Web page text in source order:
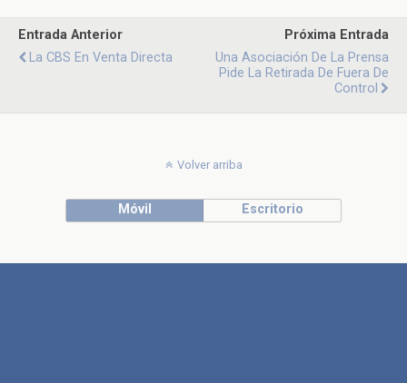
Entrada Anterior
La CBS En Venta Directa
Próxima Entrada
Una Asociación De La Prensa
Pide La Retirada De Fuera De
Control
Volver arriba
Móvil Escritorio